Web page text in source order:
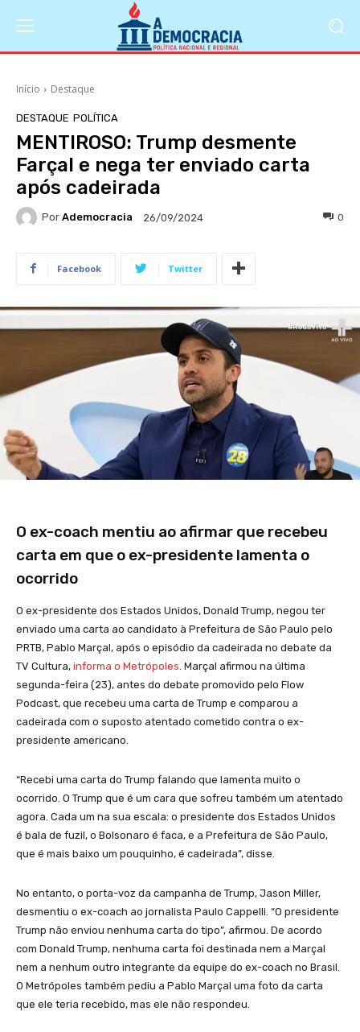
Início Destaque
DESTAQUE POLÍTICA
MENTIROSO: Trump desmente
Farçal e nega ter enviado carta
após cadeirada
Por Ademocracia 26/09/2024 0
Facebook Twitter
O ex-coach mentiu ao afirmar que recebeu
carta em que o ex-presidente lamenta o
ocorrido
O ex-presidente dos Estados Unidos, Donald Trump, negou ter
enviado uma carta ao candidato à Prefeitura de São Paulo pelo
PRTB, Pablo Marçal, após o episódio da cadeirada no debate da
TV Cultura, informa o Metrópoles . Marçal afirmou na última
segunda-feira (23), antes do debate promovido pelo Flow
Podcast, que recebeu uma carta de Trump e comparou a
cadeirada com o suposto atentado cometido contra o ex-
presidente americano.
“Recebi uma carta do Trump falando que lamenta muito o
ocorrido. O Trump que é um cara que sofreu também um atentado
agora. Cada um na sua escala: o presidente dos Estados Unidos
é bala de fuzil, o Bolsonaro é faca, e a Prefeitura de São Paulo,
que é mais baixo um pouquinho, é cadeirada”, disse.
No entanto, o porta-voz da campanha de Trump, Jason Miller,
desmentiu o ex-coach ao jornalista Paulo Cappelli. “O presidente
Trump não enviou nenhuma carta do tipo”, afirmou. De acordo
com Donald Trump, nenhuma carta foi destinada nem a Marçal
nem a nenhum outro integrante da equipe do ex-coach no Brasil.
O Metrópoles também pediu a Pablo Marçal uma foto da carta
que ele teria recebido, mas ele não respondeu.